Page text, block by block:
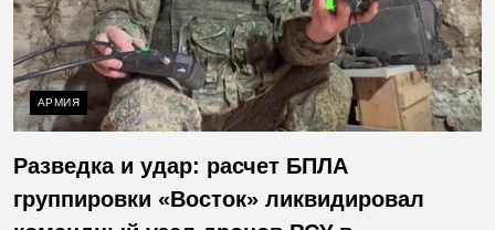
АРМИЯ
Разведка и удар: расчет БПЛА
группировки «Восток» ликвидировал